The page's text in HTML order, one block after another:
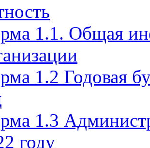
1.1. Общая
1.2 Годовая
1.3
году